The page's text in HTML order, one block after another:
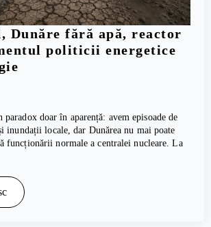
Dunăre fără apă, reactor
politicii energetice
paradox doar în aparență: avem episoade de
inundații locale, dar Dunărea nu mai poate
funcționării normale a centralei nucleare. La